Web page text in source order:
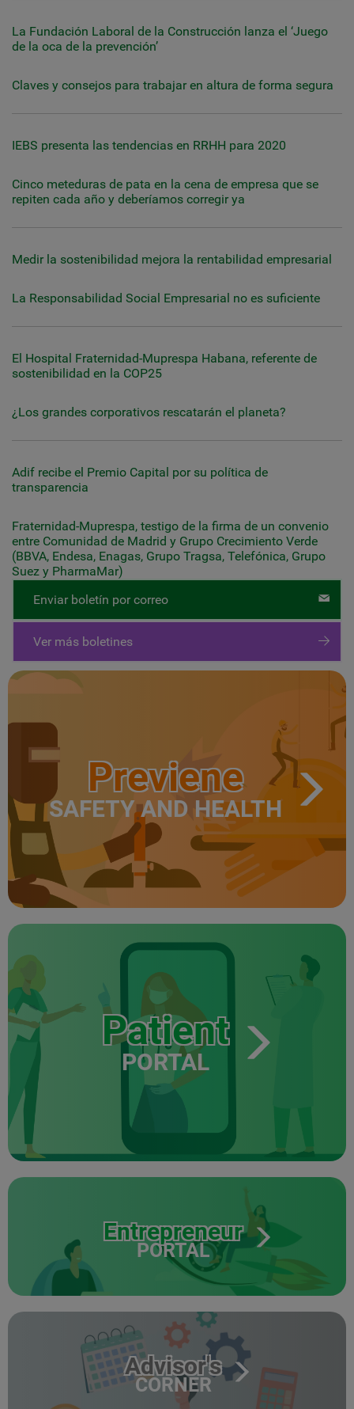
La Fundación Laboral de la Construcción lanza el ‘Juego
de la oca de la prevención’
Claves y consejos para trabajar en altura de forma segura
IEBS presenta las tendencias en RRHH para 2020
Cinco meteduras de pata en la cena de empresa que se
repiten cada año y deberíamos corregir ya
Medir la sostenibilidad mejora la rentabilidad empresarial
La Responsabilidad Social Empresarial no es suficiente
El Hospital Fraternidad-Muprespa Habana, referente de
sostenibilidad en la COP25
¿Los grandes corporativos rescatarán el planeta?
Adif recibe el Premio Capital por su política de
transparencia
Fraternidad-Muprespa, testigo de la firma de un convenio
entre Comunidad de Madrid y Grupo Crecimiento Verde
(BBVA, Endesa, Enagas, Grupo Tragsa, Telefónica, Grupo
Suez y PharmaMar)
Enviar boletín por correo
Ver más boletines
Previene
SAFETY AND HEALTH
Patient
PORTAL
Entrepreneur
PORTAL
Advisor's
CORNER